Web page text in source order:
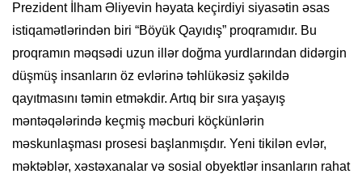
Prezident İlham Əliyevin həyata keçirdiyi siyasətin əsas
istiqamətlərindən biri “Böyük Qayıdış” proqramıdır. Bu
proqramın məqsədi uzun illər doğma yurdlarından didərgin
düşmüş insanların öz evlərinə təhlükəsiz şəkildə
qayıtmasını təmin etməkdir. Artıq bir sıra yaşayış
məntəqələrində keçmiş məcburi köçkünlərin
məskunlaşması prosesi başlanmışdır. Yeni tikilən evlər,
məktəblər, xəstəxanalar və sosial obyektlər insanların rahat